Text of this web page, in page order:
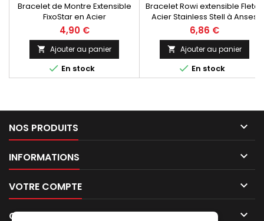
Bracelet de Montre Extensible
FixoStar en Acier
Inoxydable.Anses
Télescopiques adaptable en
largeurs de 17mm à
22mm.S'adapte sur toutes les
marques de montres à entre-
corne droites
4,90 €
 Ajouter au panier
 En stock
Bracelet Rowi extensible Fletch
Acier Stainless Stell à Anses
Fixes GA.Largeur du corps
12mm, Anse droite fixe sciable
de 16mm pour une mise à taille
personnalisée à l'entre-corne
de la montre.Bracelet Original
de la marque ROWI série
6,86 €
 Ajouter au panier
 En stock
NOS PRODUITS 
INFORMATIONS 
VOTRE COMPTE 
CONTACT 